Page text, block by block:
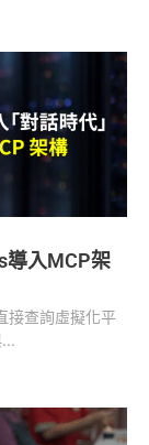
導入MCP架
接查詢虛擬化平